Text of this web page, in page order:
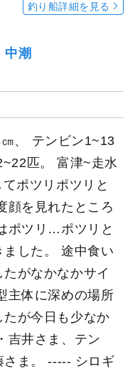
釣り船詳細を見る
中潮
、 テンビン1~13
匹。 富津~走水
ポツリポツリと
顔を見れたところ
ポツリ…ポツリと
ました。 途中食い
がなかなかサイ
主体に深めの場所
が今日も少なか
吉井さま、テン
さま。 ----- シロギ